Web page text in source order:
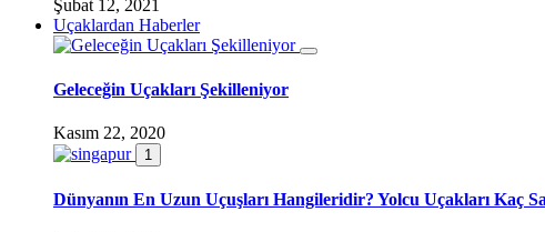
Şubat 12, 2021
Uçaklardan Haberler
Geleceğin Uçakları Şekilleniyor
Kasım 22, 2020
1
Dünyanın En Uzun Uçuşları Hangileridir? Yolcu Uçakları Kaç